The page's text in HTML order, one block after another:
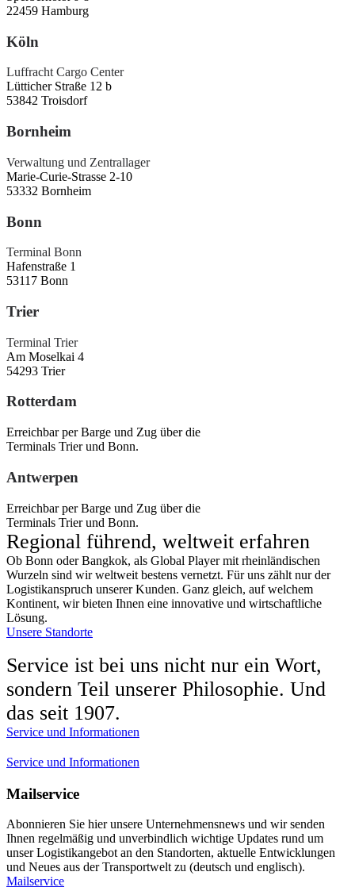
22459 Hamburg
Köln
Luffracht Cargo Center
Lütticher Straße 12 b
53842 Troisdorf
Bornheim
Verwaltung und Zentrallager
Marie-Curie-Strasse 2-10
53332 Bornheim
Bonn
Terminal Bonn
Hafenstraße 1
53117 Bonn
Trier
Terminal Trier
Am Moselkai 4
54293 Trier
Rotterdam
Erreichbar per Barge und Zug über die
Terminals Trier und Bonn.
Antwerpen
Erreichbar per Barge und Zug über die
Terminals Trier und Bonn.
Regional führend, weltweit erfahren
Ob Bonn oder Bangkok, als Global Player mit rheinländischen
Wurzeln sind wir weltweit bestens vernetzt. Für uns zählt nur der
Logistikanspruch unserer Kunden. Ganz gleich, auf welchem
Kontinent, wir bieten Ihnen eine innovative und wirtschaftliche
Lösung.
Unsere Standorte
Service ist bei uns nicht nur ein Wort,
sondern Teil unserer Philosophie. Und
das seit 1907.
Service und Informationen
Service und Informationen
Mailservice
Abonnieren Sie hier unsere Unternehmensnews und wir senden
Ihnen regelmäßig und unverbindlich wichtige Updates rund um
unser Logistikangebot an den Standorten, aktuelle Entwicklungen
und Neues aus der Transportwelt zu (deutsch und englisch).
Mailservice